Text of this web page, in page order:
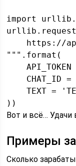
import
https://
""".format(
API_TOKEN
CHAT_ID =
TEXT =
Вот и всё… Удачи
Примеры
Сколько